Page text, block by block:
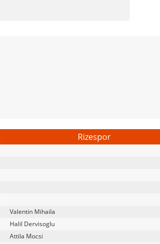
Rizespor
Valentin Mihaila
Halil Dervisoglu
Attila Mocsi